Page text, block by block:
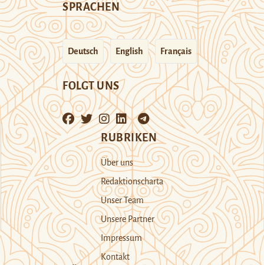
SPRACHEN
Deutsch English Français
FOLGT UNS
RUBRIKEN
Über uns
Redaktionscharta
Unser Team
Unsere Partner
Impressum
Kontakt